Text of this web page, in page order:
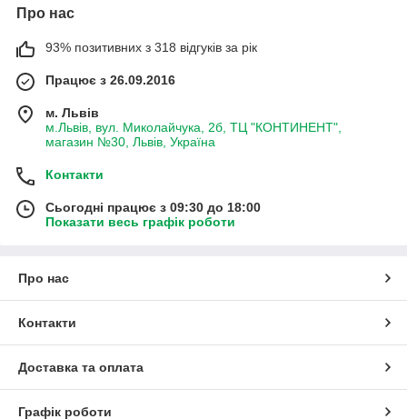
Про нас
93% позитивних з 318 відгуків за рік
Працює з 26.09.2016
м. Львів
м.Львів, вул. Миколайчука, 2б, ТЦ "КОНТИНЕНТ",
магазин №30, Львів, Україна
Контакти
Сьогодні працює з 09:30 до 18:00
Показати весь графік роботи
Про нас
Контакти
Доставка та оплата
Графік роботи